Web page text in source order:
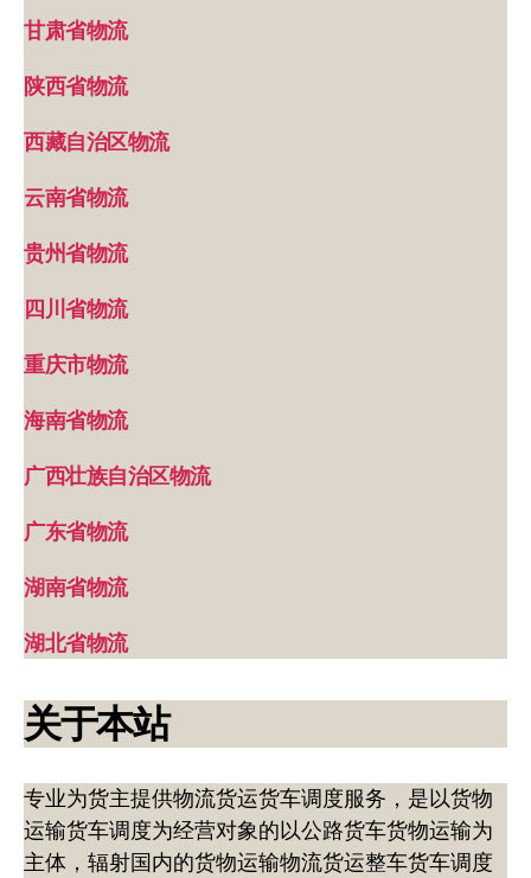
甘肃省物流
陕西省物流
西藏自治区物流
云南省物流
贵州省物流
四川省物流
重庆市物流
海南省物流
广西壮族自治区物流
广东省物流
湖南省物流
湖北省物流
关于本站
专业为货主提供物流货运货车调度服务，是以货物
运输货车调度为经营对象的以公路货车货物运输为
主体，辐射国内的货物运输物流货运整车货车调度